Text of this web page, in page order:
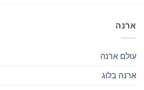
ארנה
עולם ארנה
ארנה בלוג